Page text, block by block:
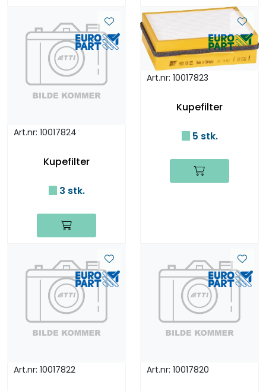
Art.nr: 10017824
Kupefilter
3 stk.
Art.nr: 10017823
Kupefilter
5 stk.
Art.nr: 10017822 Art.nr: 10017820